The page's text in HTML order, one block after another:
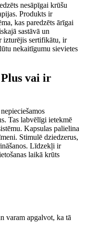
nesāpīgai krūšu
Produkts ir
kas paredzēts ārīgai
sastāvā un
izturējis sertifikātu, ir
nekaitīgumu sievietes
vai ir
Tas labvēlīgi ietekmē
Kapsulas palielina
Stimulē dziedzerus,
Līdzekļi ir
laikā krūts
varam apgalvot, ka tā